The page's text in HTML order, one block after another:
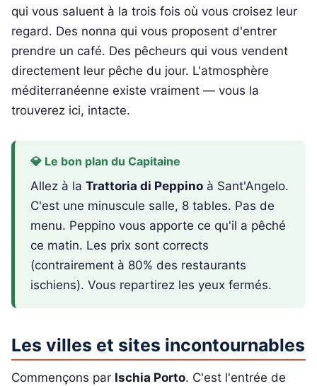
qui vous saluent à la trois fois où vous croisez leur
regard. Des nonna qui vous proposent d'entrer
prendre un café. Des pêcheurs qui vous vendent
directement leur pêche du jour. L'atmosphère
méditerranéenne existe vraiment — vous la
trouverez ici, intacte.
💎 Le bon plan du Capitaine
Allez à laTrattoria di Peppino à Sant'Angelo.
C'est une minuscule salle, 8 tables. Pas de
menu. Peppino vous apporte ce qu'il a pêché
ce matin. Les prix sont corrects
(contrairement à 80% des restaurants
ischiens). Vous repartirez les yeux fermés.
Les villes et sites incontournables
Commençons par Ischia Porto. C'est l'entrée de